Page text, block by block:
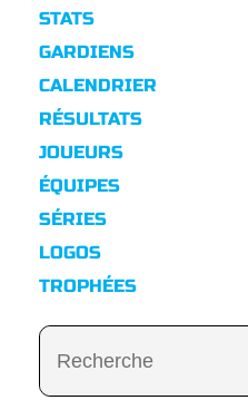
STATS
GARDIENS
CALENDRIER
RÉSULTATS
JOUEURS
ÉQUIPES
SÉRIES
LOGOS
TROPHÉES